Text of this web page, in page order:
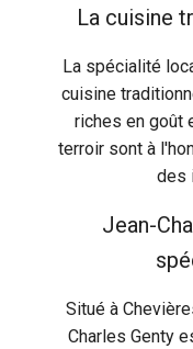
La cuisine
La spécialité
cuisine
riches en goût
terroir sont à
des
Jean-
Situé à
Charles Genty